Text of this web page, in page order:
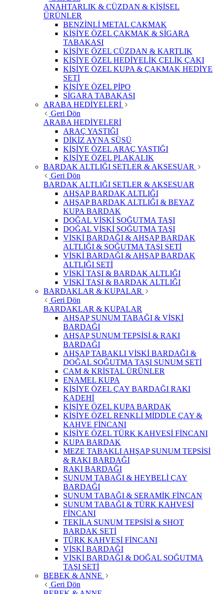
ANAHTARLIK & CÜZDAN & KİŞİSEL
ÜRÜNLER
BENZİNLİ METAL ÇAKMAK
KİŞİYE ÖZEL ÇAKMAK & SİGARA
TABAKASI
KİŞİYE ÖZEL CÜZDAN & KARTLIK
KİŞİYE ÖZEL HEDİYELİK ÇELİK ÇAKI
KİŞİYE ÖZEL KUPA & ÇAKMAK HEDİYE
SETİ
KİŞİYE ÖZEL PİPO
SİGARA TABAKASI
ARABA HEDİYELERİ
Geri Dön
ARABA HEDİYELERİ
ARAÇ YASTIĞI
DİKİZ AYNA SÜSÜ
KİŞİYE ÖZEL ARAÇ YASTIĞI
KİŞİYE ÖZEL PLAKALIK
BARDAK ALTLIĞI SETLER & AKSESUAR
Geri Dön
BARDAK ALTLIĞI SETLER & AKSESUAR
AHŞAP BARDAK ALTLIĞI
AHŞAP BARDAK ALTLIĞI & BEYAZ
KUPA BARDAK
DOĞAL VİSKİ SOĞUTMA TAŞI
DOĞAL VİSKİ SOĞUTMA TAŞI
VİSKİ BARDAĞI & AHŞAP BARDAK
ALTLIĞI & SOĞUTMA TAŞI SETİ
VİSKİ BARDAĞI & AHŞAP BARDAK
ALTLIĞI SETİ
VİSKİ TAŞI & BARDAK ALTLIĞI
VİSKİ TAŞI & BARDAK ALTLIĞI
BARDAKLAR & KUPALAR
Geri Dön
BARDAKLAR & KUPALAR
AHŞAP SUNUM TABAĞI & VİSKİ
BARDAĞI
AHŞAP SUNUM TEPSİSİ & RAKI
BARDAĞI
AHŞAP TABAKLI VİSKİ BARDAĞI &
DOĞAL SOĞUTMA TAŞI SUNUM SETİ
CAM & KRİSTAL ÜRÜNLER
ENAMEL KUPA
KİŞİYE ÖZEL ÇAY BARDAĞI RAKI
KADEHİ
KİŞİYE ÖZEL KUPA BARDAK
KİŞİYE ÖZEL RENKLİ MİDDLE ÇAY &
KAHVE FİNCANI
KİŞİYE ÖZEL TÜRK KAHVESİ FİNCANI
KUPA BARDAK
MEZE TABAKLI AHŞAP SUNUM TEPSİSİ
& RAKI BARDAĞI
RAKI BARDAĞI
SUNUM TABAĞI & HEYBELİ ÇAY
BARDAĞI
SUNUM TABAĞI & SERAMİK FİNCAN
SUNUM TABAĞI & TÜRK KAHVESİ
FİNCANI
TEKİLA SUNUM TEPSİSİ & SHOT
BARDAK SETİ
TÜRK KAHVESİ FİNCANI
VİSKİ BARDAĞI
VİSKİ BARDAĞI & DOĞAL SOĞUTMA
TAŞI SETİ
BEBEK & ANNE
Geri Dön